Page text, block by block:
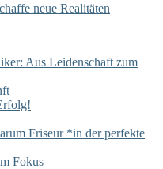
neue Realitäten
Aus Leidenschaft zum
Friseur *in der perfekte
Fokus